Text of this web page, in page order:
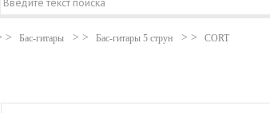
Бас-гитары Бас-гитары 5 струн CORT